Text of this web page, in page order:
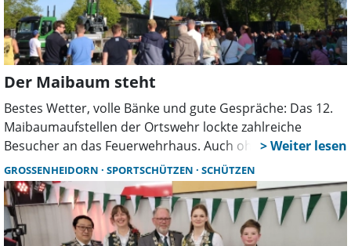
Der Maibaum steht
Bestes Wetter, volle Bänke und gute Gespräche: Das 12.
Maibaumaufstellen der Ortswehr lockte zahlreiche
Besucher an das Feuerwehrhaus. Auch ohne neues
Fahrzeug war die Veranstaltung erneut ein fester
Treffpunkt für das Dorfleben.
GROSSENHEIDORN SPORTSCHÜTZEN SCHÜTZEN